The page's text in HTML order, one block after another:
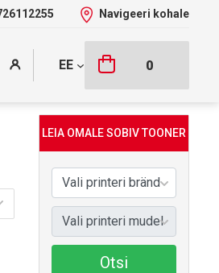
Navigeeri kohale
EE 0
LEIA OMALE SOBIV TOONER
Otsi